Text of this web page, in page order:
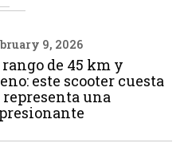
9, 2026
rango de 45 km y
este scooter cuesta
representa una